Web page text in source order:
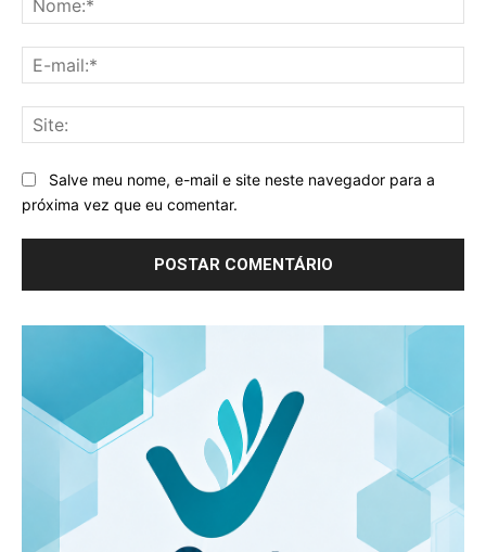
Salve meu nome, e-mail e site neste navegador para a
próxima vez que eu comentar.